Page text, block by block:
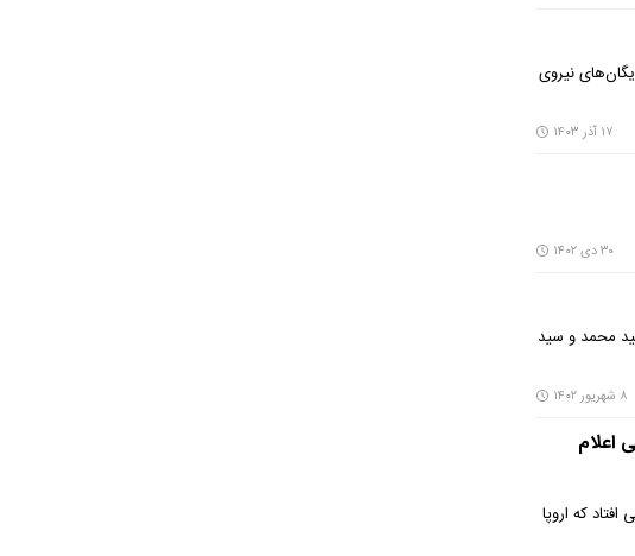
تیپ ۷۱ حضرت روح الله گفت: یگان‌های نیروی
۱۷ آذر ۱۴۰۳
۳۰ دی ۱۴۰۲
محمد و سید
۸ شهریور ۱۴۰۲
اعلام
که اروپا